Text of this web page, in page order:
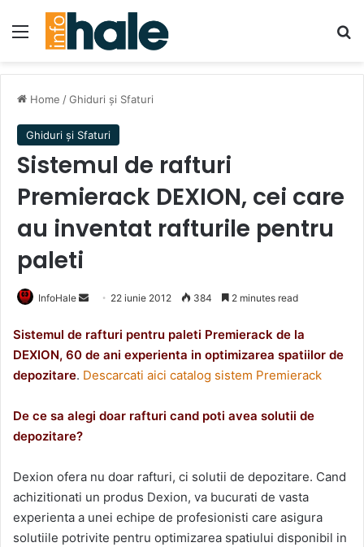
Menu
Home /Ghiduri și Sfaturi
Ghiduri și Sfaturi
Sistemul de rafturi
Premierack DEXION, cei care
au inventat rafturile pentru
paleti
InfoHale
Send
email
22 iunie 2012 384 2 minutes read
Sistemul de rafturi pentru paleti Premierack de la
DEXION, 60 de ani experienta in optimizarea spatiilor de
depozitare. Descarcati aici catalog sistem Premierack
De ce sa alegi doar rafturi cand poti avea solutii de
depozitare?
Dexion ofera nu doar rafturi, ci solutii de depozitare. Cand
achizitionati un produs Dexion, va bucurati de vasta
experienta a unei echipe de profesionisti care asigura
solutiile potrivite pentru optimizarea spatiului disponibil in